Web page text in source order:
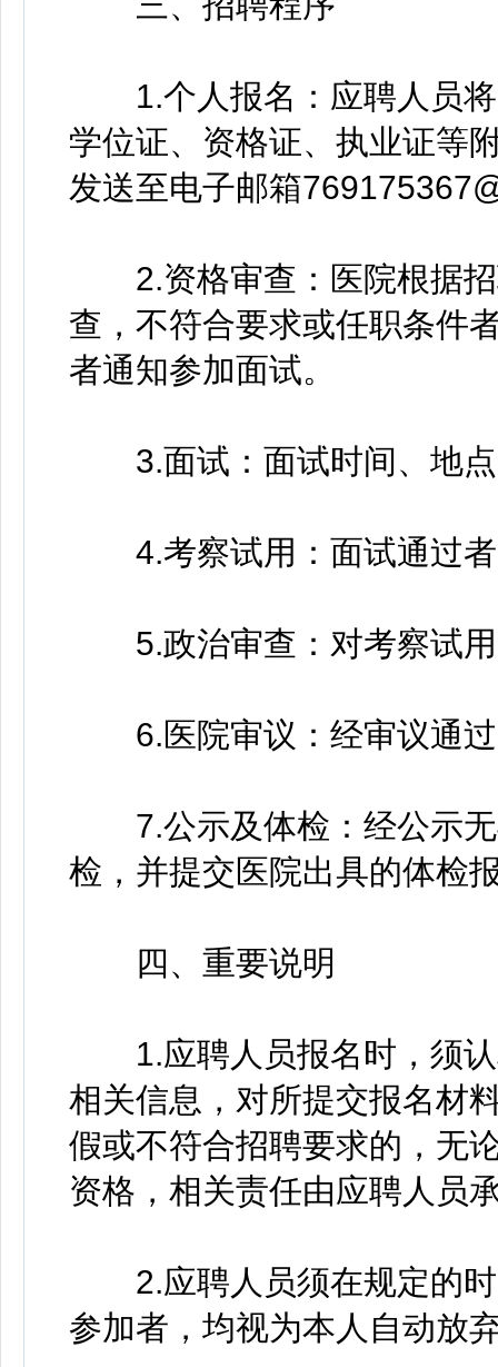
1.个人报名：应聘人员将
学位证、资格证、执业证等
发送至电子邮箱
2.资格审查：医院根据招
查，不符合要求或任职条件
者通知参加面试。
3.面试：面试时间、地点
4.考察试用：面试通过者
5.政治审查：对考察试用
6.医院审议：经审议通过
7.公示及体检：经公示无
检，并提交医院出具的体检
四、重要说明
1.应聘人员报名时，须认
相关信息，对所提交报名材
假或不符合招聘要求的，无
资格，相关责任由应聘人员
2.应聘人员须在规定的时
参加者，均视为本人自动放